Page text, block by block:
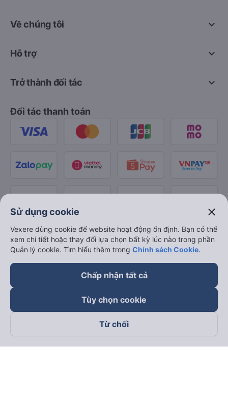
keyboard_arrow_down
Về chúng tôi
keyboard_arrow_down
Hỗ trợ
keyboard_arrow_down
Trở thành đối tác
Đối tác thanh toán
Theo dõi chúng tôi trên
Sử dụng cookie close
Vexere dùng cookie để website hoạt động ổn định. Bạn có thể
xem chi tiết hoặc thay đổi lựa chọn bất kỳ lúc nào trong phần
Quản lý cookie. Tìm hiểu thêm trong Chính sách Cookie.
Chấp nhận tất cả
Tùy chọn cookie
Từ chối